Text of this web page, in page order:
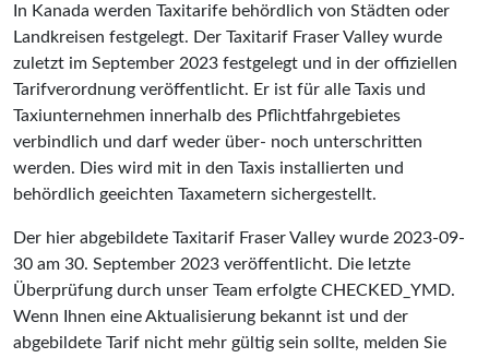
In Kanada werden Taxitarife behördlich von Städten oder
Landkreisen festgelegt. Der Taxitarif Fraser Valley wurde
zuletzt im September 2023 festgelegt und in der offiziellen
Tarifverordnung veröffentlicht. Er ist für alle Taxis und
Taxiunternehmen innerhalb des Pflichtfahrgebietes
verbindlich und darf weder über- noch unterschritten
werden. Dies wird mit in den Taxis installierten und
behördlich geeichten Taxametern sichergestellt.
Der hier abgebildete Taxitarif Fraser Valley wurde 2023-09-
30 am 30. September 2023 veröffentlicht. Die letzte
Überprüfung durch unser Team erfolgte CHECKED_YMD.
Wenn Ihnen eine Aktualisierung bekannt ist und der
abgebildete Tarif nicht mehr gültig sein sollte, melden Sie